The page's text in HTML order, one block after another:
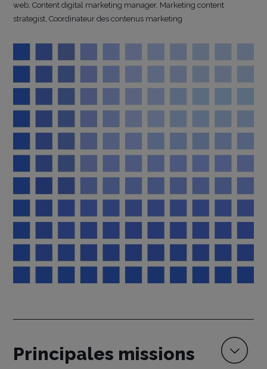
web, Content digital marketing manager, Marketing content
strategist, Coordinateur des contenus marketing
Principales missions